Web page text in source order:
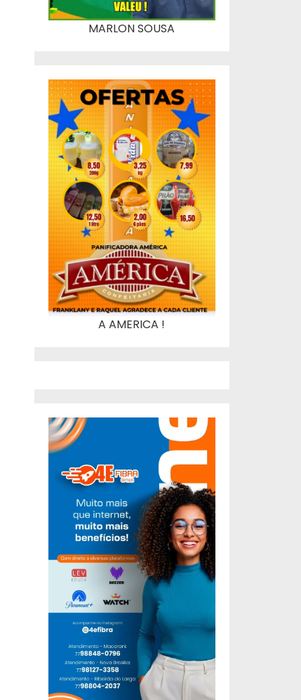
MARLON SOUSA
A AMERICA !